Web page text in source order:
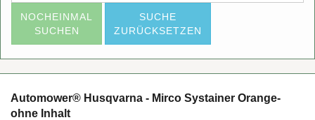
NOCHEINMAL
SUCHEN
SUCHE
ZURÜCKSETZEN
Au­to­mower® Hus­qvar­na - Mirco Sys­tai­ner Orange-​
ohne In­halt